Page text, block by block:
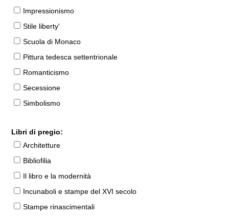
Impressionismo
Stile liberty'
Scuola di Monaco
Pittura tedesca settentrionale
Romanticismo
Secessione
Simbolismo
Libri di pregio:
Architetture
Bibliofilia
Il libro e la modernità
Incunaboli e stampe del XVI secolo
Stampe rinascimentali